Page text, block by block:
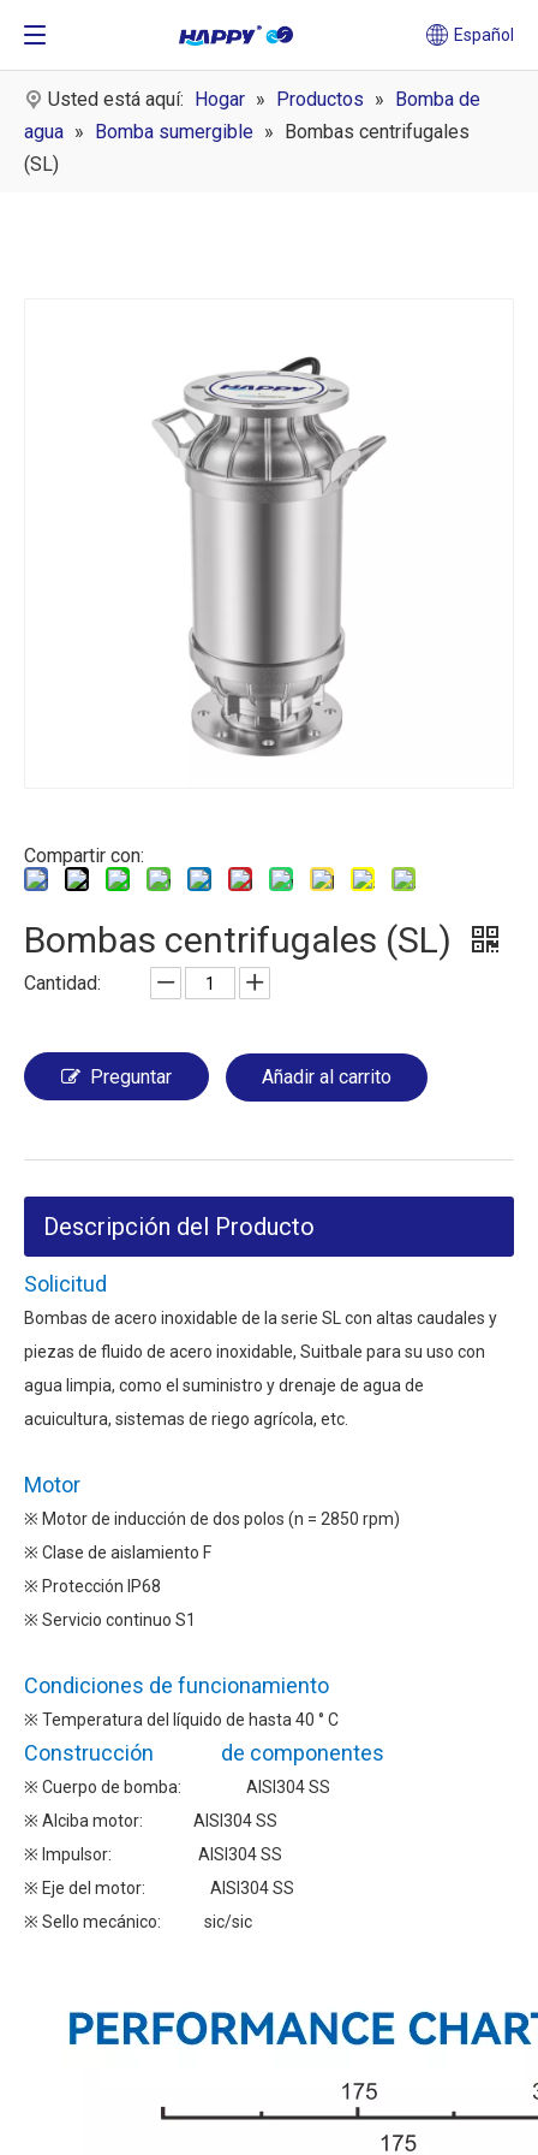
Español
Usted está aquí: Hogar » Productos » Bomba de
agua » Bomba sumergible » Bombas centrifugales
(SL)
Compartir con:
Bombas centrifugales (SL)
Cantidad:
Preguntar Añadir al carrito
Descripción del Producto
Solicitud
Bombas de acero inoxidable de la serie SL con altas caudales y
piezas de fluido de acero inoxidable, Suitbale para su uso con
agua limpia, como el suministro y drenaje de agua de
acuicultura, sistemas de riego agrícola, etc.
Motor
※ Motor de inducción de dos polos (n = 2850 rpm)
※ Clase de aislamiento F
※ Protección IP68
※ Servicio continuo S1
Condiciones de funcionamiento
※ Temperatura del líquido de hasta 40 ° C
Construcción de componentes
※ Cuerpo de bomba: AISI304 SS
※ Alciba motor: AISI304 SS
※ Impulsor: AISI304 SS
※ Eje del motor: AISI304 SS
※ Sello mecánico: sic/sic